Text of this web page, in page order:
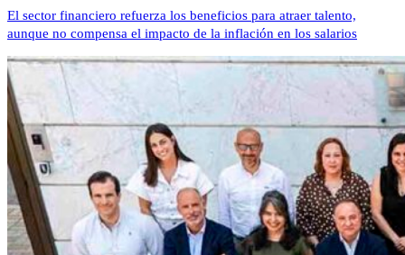
El sector financiero refuerza los beneficios para atraer talento,
aunque no compensa el impacto de la inflación en los salarios